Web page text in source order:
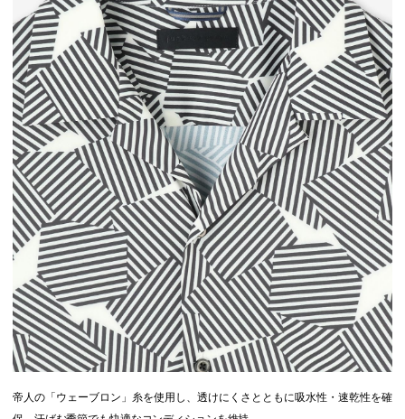
帝人の「ウェーブロン」糸を使用し、透けにくさとともに吸水性・速乾性を確